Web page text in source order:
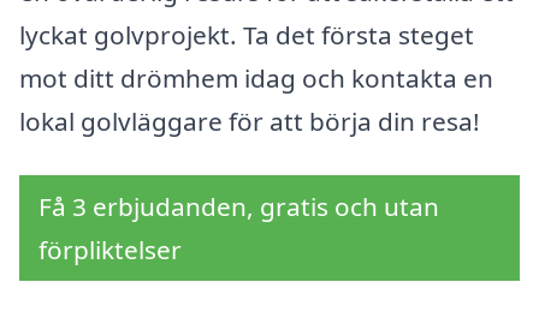
lyckat golvprojekt. Ta det första steget
mot ditt drömhem idag och kontakta en
lokal golvläggare för att börja din resa!
Få 3 erbjudanden, gratis och utan
förpliktelser